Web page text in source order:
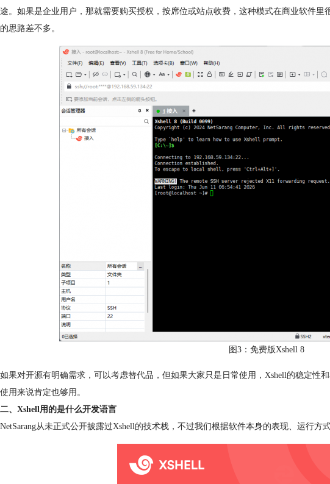
途。如果是企业用户，那就需要购买授权，按席位或站点收费，这种模式在商业软件里
的思路差不多。
图3：免费版Xshell 8
如果对开源有明确需求，可以考虑替代品，但如果大家只是日常使用，Xshell的稳定性
使用来说肯定也够用。
二、Xshell用的是什么开发语言
NetSarang从未正式公开披露过Xshell的技术栈，不过我们根据软件本身的表现、运行方